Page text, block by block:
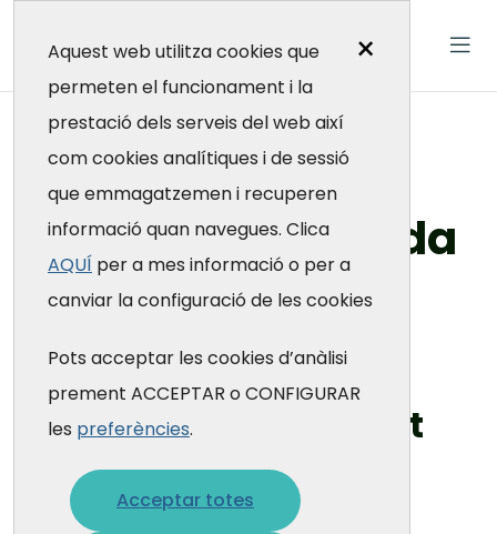
×
Aquest web utilitza cookies que
permeten el funcionament i la
prestació dels serveis del web així
com cookies analítiques i de sessió
que emmagatzemen i recuperen
informació quan navegues. Clica
AQUÍ per a mes informació o per a
canviar la configuració de les cookies
Pots acceptar les cookies d’anàlisi
prement ACCEPTAR o CONFIGURAR
les preferències.
Acceptar totes
404
Pàgina no trobada
Fundació Galatea
Ups! No hem pogut
trobar la pàgina.
No s'ha trobat la pàgina solicitada.